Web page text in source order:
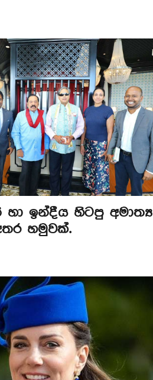
ඉන්දීය හිටපු අමාත්‍ය
හමුවක්.